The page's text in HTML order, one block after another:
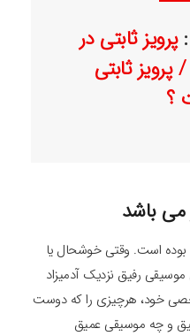
:پرویز ثابتی در
/ پرویز ثابتی
؟
می باشد
است. وقتی خوشحال یا
رفیق نزدیک آدمیزاد
خود، هرچیزی را که دوست
و چه موسیقی عمیق